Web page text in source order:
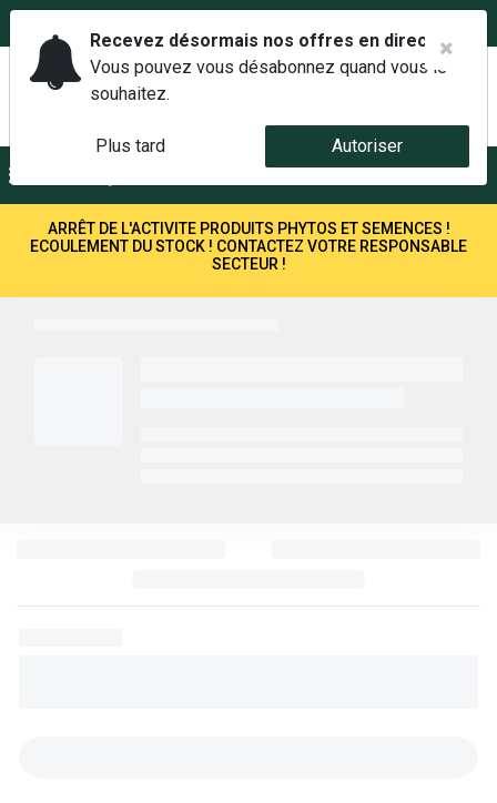
ARRÊT DE L'ACTIVITE PRODUITS PHYTOS ET SEMENCES !
ECOULEMENT DU STOCK ! CONTACTEZ VOTRE RESPONSABLE
SECTEUR !
Recevez désormais nos offres en direct.
Vous pouvez vous désabonnez quand vous le
souhaitez.
Plus tard Autoriser